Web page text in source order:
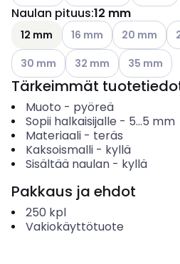
Naulan pituus:12 mm
12 mm Katso käytettävissä
16 mm Katso
20 mm
Katso käytettävissä olevat
30 mm Katso käytettävissä
32 mm Katso
35 mm
Tärkeimmät
Muoto - pyöreä
Sopii halkaisijalle - 5...5 mm
Materiaali- teräs
Kaksoismalli- kyllä
Sisältää naulan- kyllä
Pakkaus ja ehdot
250 kpl
Vakiokäyttötuote